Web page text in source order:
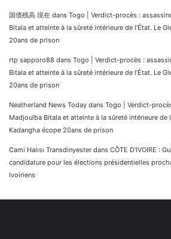
国債残高 現在 dans Togo | Verdict-procès :
Bitala et atteinte à la sûreté intérieure de l’État. Le
20ans de prison
rtp sapporo88 dans Togo | Verdict-procès :
Bitala et atteinte à la sûreté intérieure de l’État. Le
20ans de prison
Neatherland News Today dans Togo | Verdict-
Madjoulba Bitala et atteinte à la sûreté intérieure de
Kadangha écope 20ans de prison
Cami Halısı Transdinyester dans CÔTE D’IVOIRE :
candidature pour les élections présidentielles
Ivoiriens